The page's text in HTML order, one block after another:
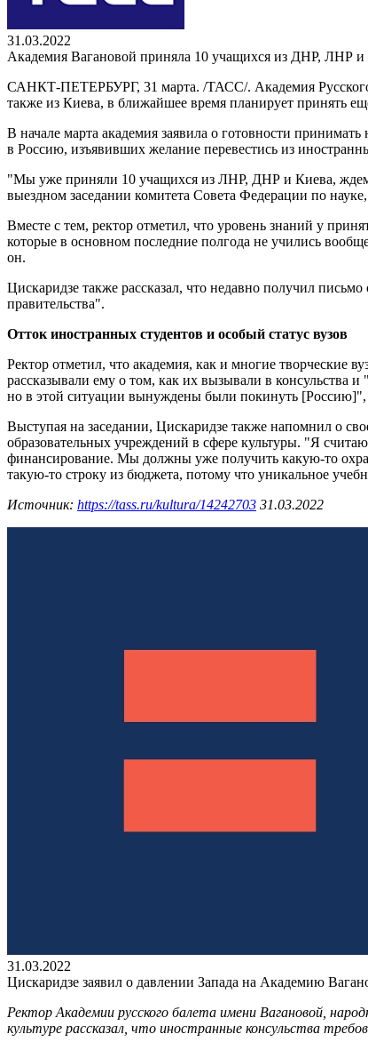
31.03.2022
Академия Вагановой приняла 10 учащихся из ДНР, ЛНР и
САНКТ-ПЕТЕРБУРГ, 31 марта. /ТАСС/. Академия Русского
также из Киева, в ближайшее время планирует принять
В начале марта академия заявила о готовности
в Россию, изъявивших желание перевестись из
"Мы уже приняли 10 учащихся из ЛНР, ДНР и Киева, ждем
выездном заседании комитета Совета Федерации по
Вместе с тем, ректор отметил, что уровень знаний у
которые в основном последние полгода не учились
он.
Цискаридзе также рассказал, что недавно получил
правительства".
Отток иностранных студентов и особый статус вузов
Ректор отметил, что академия, как и многие творческие
рассказывали ему о том, как их вызывали в консульства
но в этой ситуации вынуждены были покинуть [Россию]",
Выступая на заседании, Цискаридзе также напомнил о
образовательных учреждений в сфере культуры. "Я
финансирование. Мы должны уже получить какую-то
такую-то строку из бюджета, потому что уникальное
Источник: https://tass.ru/kultura/14242703 31.03.2022
31.03.2022
Цискаридзе заявил о давлении Запада на Академию
Ректор Академии русского балета имени Вагановой,
культуре рассказал, что иностранные консульства